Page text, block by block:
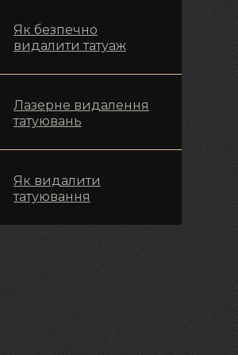
Як безпечно
видалити татуаж
Лазерне видалення
татуювань
Як видалити
татуювання